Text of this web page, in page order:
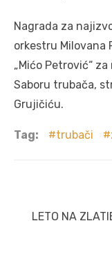
Nagrada za
orkestru Milovana
„Mićo Petrović“
Saboru trubača,
Grujičiću.
Tag: trubači
navigation
Previous
LETO NA